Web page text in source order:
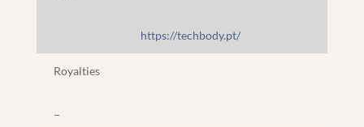
https://techbody.pt/
Royalties
–